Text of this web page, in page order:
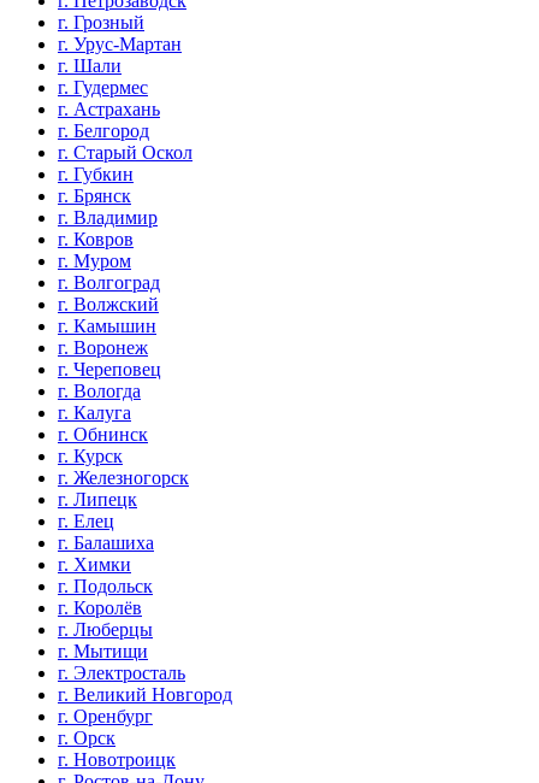
г. Грозный
г. Урус-Мартан
г. Шали
г. Гудермес
г. Астрахань
г. Белгород
г. Старый Оскол
г. Губкин
г. Брянск
г. Владимир
г. Ковров
г. Муром
г. Волгоград
г. Волжский
г. Камышин
г. Воронеж
г. Череповец
г. Вологда
г. Калуга
г. Обнинск
г. Курск
г. Железногорск
г. Липецк
г. Елец
г. Балашиха
г. Химки
г. Подольск
г. Королёв
г. Люберцы
г. Мытищи
г. Электросталь
г. Великий Новгород
г. Оренбург
г. Орск
г. Новотроицк